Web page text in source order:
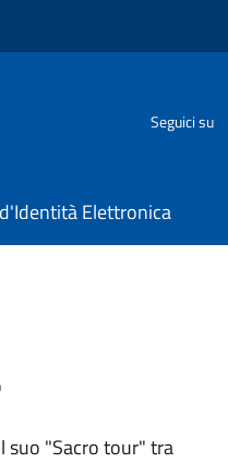
Seguici su
Elettronica
suo "Sacro tour" tra